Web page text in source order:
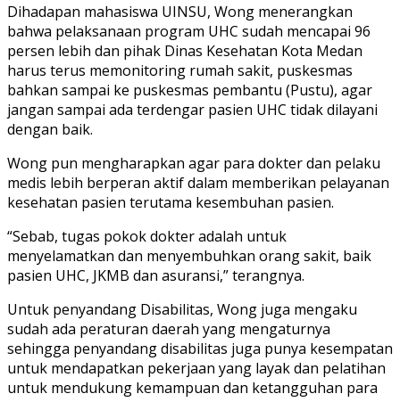
Dihadapan mahasiswa UINSU, Wong menerangkan
bahwa pelaksanaan program UHC sudah mencapai 96
persen lebih dan pihak Dinas Kesehatan Kota Medan
harus terus memonitoring rumah sakit, puskesmas
bahkan sampai ke puskesmas pembantu (Pustu), agar
jangan sampai ada terdengar pasien UHC tidak dilayani
dengan baik.
Wong pun mengharapkan agar para dokter dan pelaku
medis lebih berperan aktif dalam memberikan pelayanan
kesehatan pasien terutama kesembuhan pasien.
“Sebab, tugas pokok dokter adalah untuk
menyelamatkan dan menyembuhkan orang sakit, baik
pasien UHC, JKMB dan asuransi,” terangnya.
Untuk penyandang Disabilitas, Wong juga mengaku
sudah ada peraturan daerah yang mengaturnya
sehingga penyandang disabilitas juga punya kesempatan
untuk mendapatkan pekerjaan yang layak dan pelatihan
untuk mendukung kemampuan dan ketangguhan para